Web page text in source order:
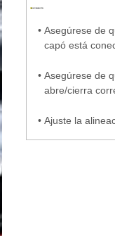
• Asegúrese de
capó está
• Asegúrese de
abre/cierra
• Ajuste la